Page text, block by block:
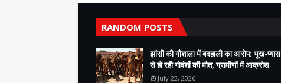
RANDOM POSTS
झांसी की गौशाला में बदहाली का आरोप: भूख-प्यास
से हो रही गोवंशों की मौत, ग्रामीणों में आक्रोश
July 22, 2026